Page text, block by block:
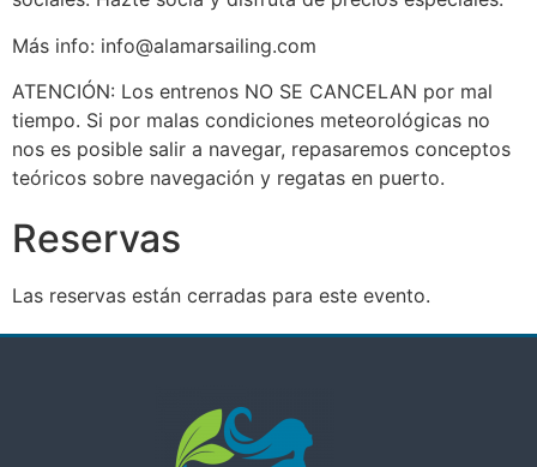
Más info: info@alamarsailing.com
ATENCIÓN: Los entrenos NO SE CANCELAN por mal
tiempo. Si por malas condiciones meteorológicas no
nos es posible salir a navegar, repasaremos conceptos
teóricos sobre navegación y regatas en puerto.
Reservas
Las reservas están cerradas para este evento.